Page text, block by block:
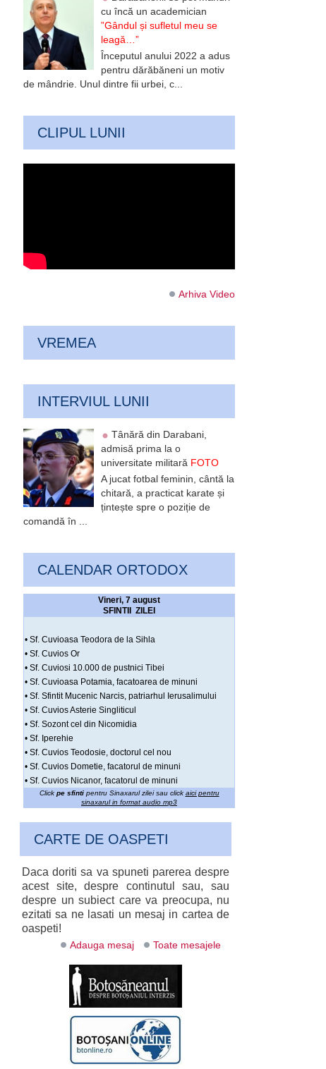
cu încă un academician
”Gândul și sufletul meu se
leagă…”
Începutul anului 2022 a adus
pentru dărăbăneni un motiv
de mândrie. Unul dintre fii urbei, c...
CLIPUL LUNII
Arhiva Video
VREMEA
INTERVIUL LUNII
Tânără din Darabani,
admisă prima la o
universitate militară FOTO
A jucat fotbal feminin, cântă la
chitară, a practicat karate și
țintește spre o poziție de
comandă în ...
CALENDAR ORTODOX
Vineri, 7 august
SFINTII ZILEI
• Sf. Cuvioasa Teodora de la Sihla
• Sf. Cuvios Or
• Sf. Cuviosi 10.000 de pustnici Tibei
• Sf. Cuvioasa Potamia, facatoarea de minuni
• Sf. Sfintit Mucenic Narcis, patriarhul Ierusalimului
• Sf. Cuvios Asterie Singliticul
• Sf. Sozont cel din Nicomidia
• Sf. Iperehie
• Sf. Cuvios Teodosie, doctorul cel nou
• Sf. Cuvios Dometie, facatorul de minuni
• Sf. Cuvios Nicanor, facatorul de minuni
Click pe sfintipentru Sinaxarul zilei sau click aici pentru
sinaxarul in format audio mp3
CARTE DE OASPETI
Daca doriti sa va spuneti parerea despre
acest site, despre continutul sau, sau
despre un subiect care va preocupa, nu
ezitati sa ne lasati un mesaj in cartea de
oaspeti!
Adauga mesaj Toate mesajele